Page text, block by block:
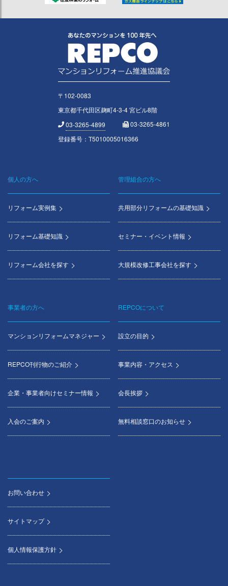
〒102-0083
東京都千代田区麹町4-3-4 宮ビル8階
03-3265-4899
03-3265-4861
登録番号：T5010005016366
Footer
menu
個人の方へ
リフォーム実例集
リフォーム基礎知識
リフォーム会社を探す
管理組合の方へ
共用部分リフォームの基礎知識
セミナー・イベント情報
大規模改修工事会社を探す
事業者の方へ
マンションリフォームマネジャー
REPCO刊行物のご紹介
企業・事業者向けセミナー情報
入会のご案内
REPCOについて
設立の目的
事業内容・アクセス
会長挨拶
無料相談窓口のお知らせ
お問い合わせ
サイトマップ
個人情報保護方針